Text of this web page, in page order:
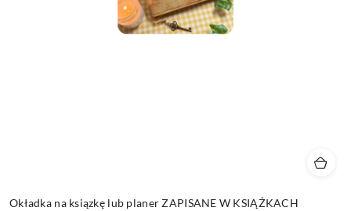
Okładka na ksiązkę lub planer ZAPISANE W KSIĄŻKACH